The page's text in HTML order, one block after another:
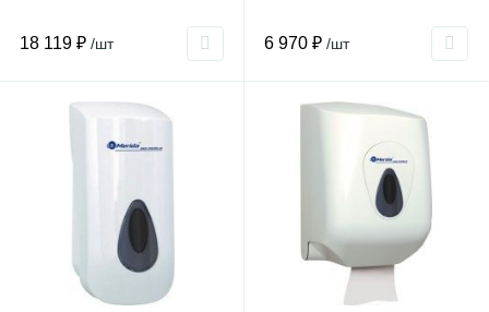
18 119 ₽ /шт 6 970 ₽ /шт